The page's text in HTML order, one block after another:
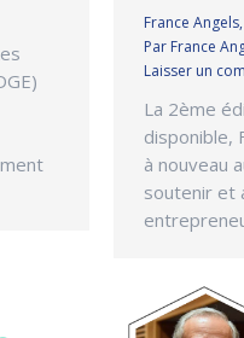
France Angels,
Par France
Laisser un
La 2ème
disponible,
à nouveau
soutenir et